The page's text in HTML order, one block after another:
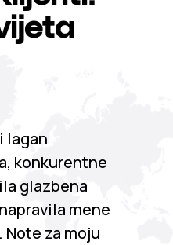
lagan
konkurentne
glazbena
mene
za moju